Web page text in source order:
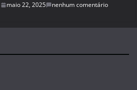
maio 22, 2025 nenhum comentário